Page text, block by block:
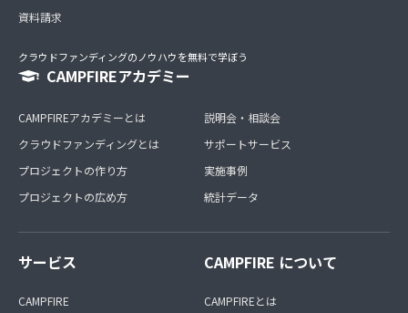
資料請求
クラウドファンディングのノウハウを無料で学ぼう
CAMPFIREアカデミー
CAMPFIREアカデミーとは
クラウドファンディングとは
プロジェクトの作り方
プロジェクトの広め方
説明会・相談会
サポートサービス
実施事例
統計データ
サービス
CAMPFIRE
CAMPFIRE について
CAMPFIREとは